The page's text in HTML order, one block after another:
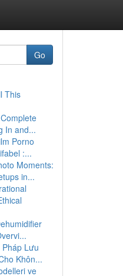
Go
This
In and...
Porno
:...
Moments:
in...
Lưu
Khôn...
ve